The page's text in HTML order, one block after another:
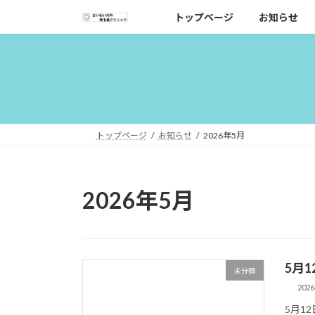
キ
に
トップページ お知らせ
トップページ お知らせ 2026年5月
2026年5月
未分類 5月
5月12